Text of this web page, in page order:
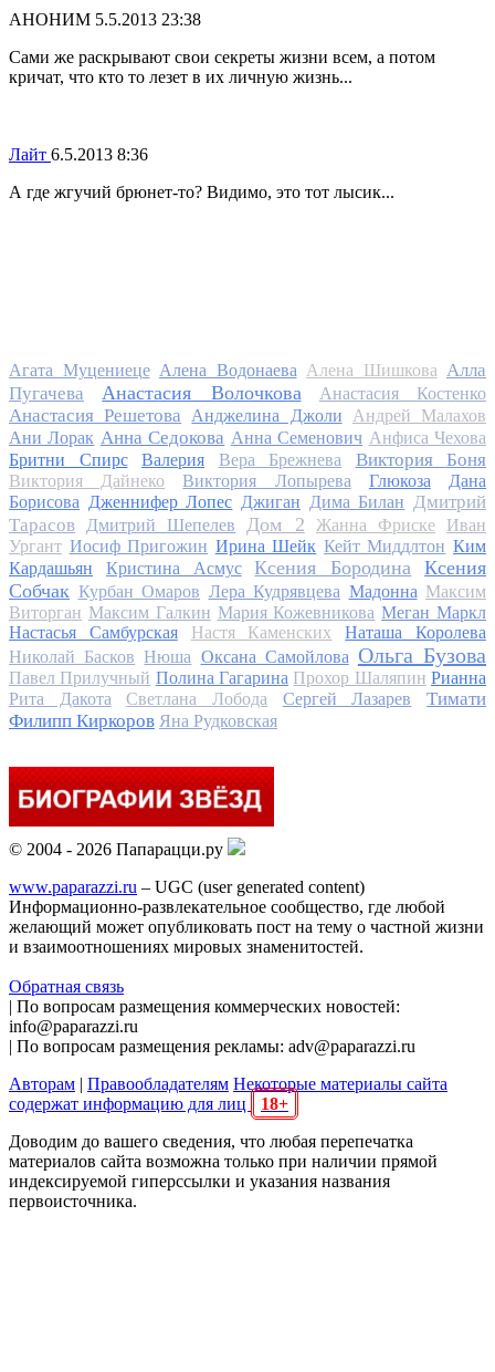
АНОНИМ 5.5.2013 23:38
Сами же раскрывают свои секреты жизни всем, а потом
кричат, что кто то лезет в их личную жизнь...
Лайт 6.5.2013 8:36
А где жгучий брюнет-то? Видимо, это тот лысик...
Агата Муцениеце Алена Водонаева Алена Шишкова Алла
Пугачева
Анастасия Волочкова Анастасия Костенко
Анастасия Решетова Анджелина Джоли
Андрей Малахов
Ани Лорак Анна Седокова Анна Семенович Анфиса Чехова
Бритни Спирс
Валерия Вера Брежнева Виктория Боня
Виктория Дайнеко Виктория Лопырева Глюкоза
Дана
Борисова Дженнифер Лопес Джиган Дима Билан Дмитрий
Тарасов
Дмитрий Шепелев Дом 2 Жанна Фриске
Иван
Ургант Иосиф Пригожин Ирина Шейк Кейт Миддлтон Ким
Кардашьян
Кристина Асмус Ксения Бородина
Ксения
Собчак Курбан Омаров Лера Кудрявцева Мадонна Максим
Виторган Максим Галкин Мария Кожевникова Меган Маркл
Настасья Самбурская
Настя Каменских
Наташа Королева
Николай Басков Нюша Оксана Самойлова Ольга Бузова
Павел Прилучный Полина Гагарина Прохор Шаляпин Рианна
Рита Дакота
Светлана Лобода Сергей Лазарев
Тимати
Филипп Киркоров Яна Рудковская
© 2004 - 2026 Папарацци.ру
www.paparazzi.ru – UGC (user generated content)
Информационно-развлекательное сообщество, где любой
желающий может опубликовать пост на тему о частной жизни
и взаимоотношениях мировых знаменитостей.
Обратная связь
| По вопросам размещения коммерческих новостей:
info@paparazzi.ru
| По вопросам размещения рекламы: adv@paparazzi.ru
Авторам | Правообладателям Некоторые материалы сайта
содержат информацию для лиц
18+
Доводим до вашего сведения, что любая перепечатка
материалов сайта возможна только при наличии прямой
индексируемой гиперссылки и указания названия
первоисточника.